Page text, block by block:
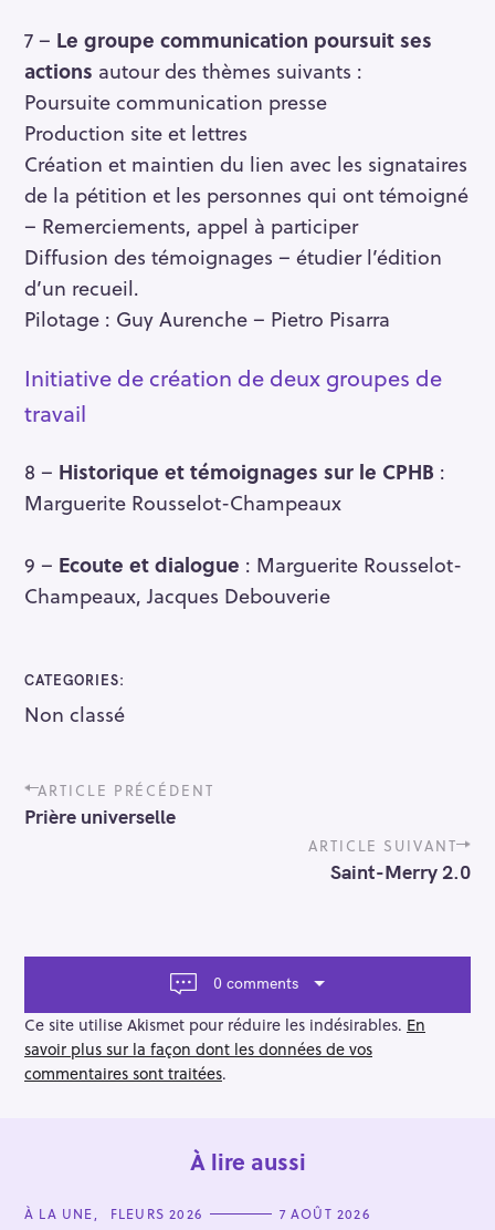
7 – Le groupe communication poursuit ses
actions autour des thèmes suivants :
Poursuite communication presse
Production site et lettres
Création et maintien du lien avec les signataires
de la pétition et les personnes qui ont témoigné
– Remerciements, appel à participer
Diffusion des témoignages – étudier l’édition
d’un recueil.
Pilotage : Guy Aurenche – Pietro Pisarra
Initiative de création de deux groupes de
travail
8 – Historique et témoignages sur le CPHB :
Marguerite Rousselot-Champeaux
9 – Ecoute et dialogue : Marguerite Rousselot-
Champeaux, Jacques Debouverie
CATEGORIES
Non classé
P
o
s
g
i
o
n
ARTICLE PRÉCÉDENT
Prière universelle
ARTICLE SUIVANT
Saint-Merry 2.0
0 comments
Ce site utilise Akismet pour réduire les indésirables. En
savoir plus sur la façon dont les données de vos
commentaires sont traitées.
À lire aussi
C
À LA UNE FLEURS 2026 7 AOÛT 2026